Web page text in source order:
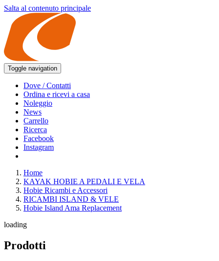
Salta al contenuto principale
Toggle navigation
Dove / Contatti
Ordina e ricevi a casa
Noleggio
News
Carrello
Ricerca
Facebook
Instagram
Home
KAYAK HOBIE A PEDALI E VELA
Hobie Ricambi e Accessori
RICAMBI ISLAND & VELE
Hobie Island Ama Replacement
loading
Prodotti